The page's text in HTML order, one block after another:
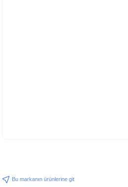
Bu markanın ürünlerine git